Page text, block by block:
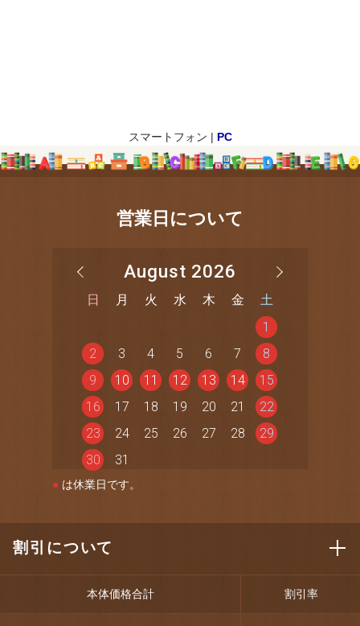
スマートフォン | PC
営業日について
August 2026
日 月 火 水 木 金
土
1
2
3 4 5 6 7
8
9
10 11 12 13 14
15
16
17 18 19 20 21
22
23
24 25 26 27 28
29
30
31
● は休業日です。
割引について
本体価格合計 割引率